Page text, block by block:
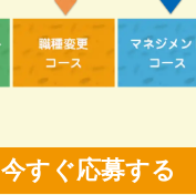
今すぐ応募する